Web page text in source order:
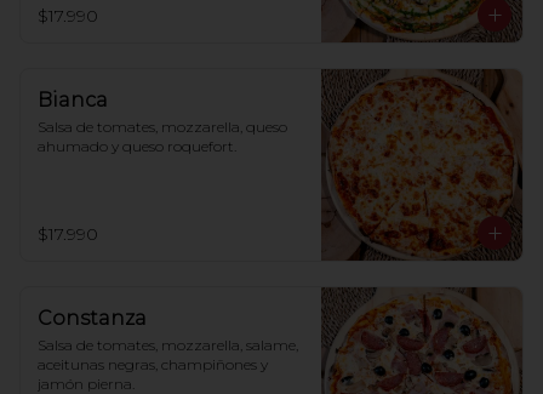
$17.990
Bianca
Salsa de tomates, mozzarella, queso
ahumado y queso roquefort.
$17.990
Constanza
Salsa de tomates, mozzarella, salame,
aceitunas negras, champiñones y
jamón pierna.